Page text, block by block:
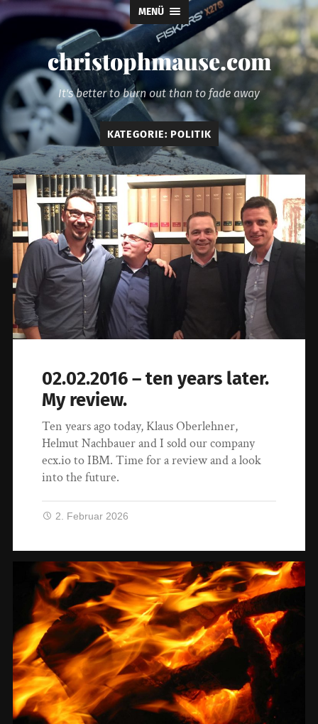
MENÜ
christophmause.com
It's better to burn out than to fade away
KATEGORIE: POLITIK
02.02.2016 – ten years later.
My review.
Ten years ago today, Klaus Oberlehner,
Helmut Nachbauer and I sold our company
ecx.io to IBM. Time for a review and a look
into the future.
2. Februar 2026